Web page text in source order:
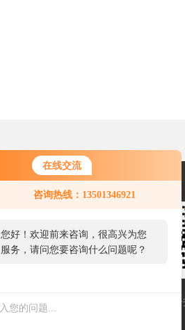
在线交流
咨询热线：13501346921
服务，请问您要咨询什么问题呢？
您好，看您停留很久了，是否找到
了需求产品，您可以直接在线与我
扫
扫一扫联系我们